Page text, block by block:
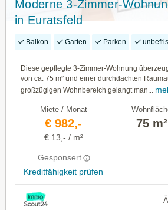
Moderne 3-Zimmer-
in Euratsfeld
Balkon Garten Parken
Diese gepflegte 3-Zimmer-Wohnung
von ca. 75 m² und einer durchdachten
großzügigen Wohnbereich gelangt man...
Miete / Monat
€ 982,-
€ 13,- / m²
Gesponsert
Kreditfähigkeit prüfen
75 m²